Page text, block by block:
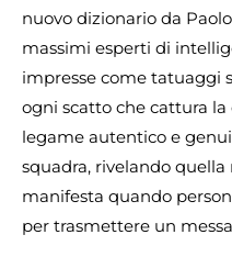
nuovo dizionario da
massimi esperti di
impresse come tatuaggi
ogni scatto che cattura
legame autentico e
squadra, rivelando quella
manifesta quando
per trasmettere un